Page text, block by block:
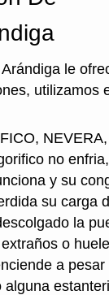
le
utilizamos
no
y su
su carga
la
o
a